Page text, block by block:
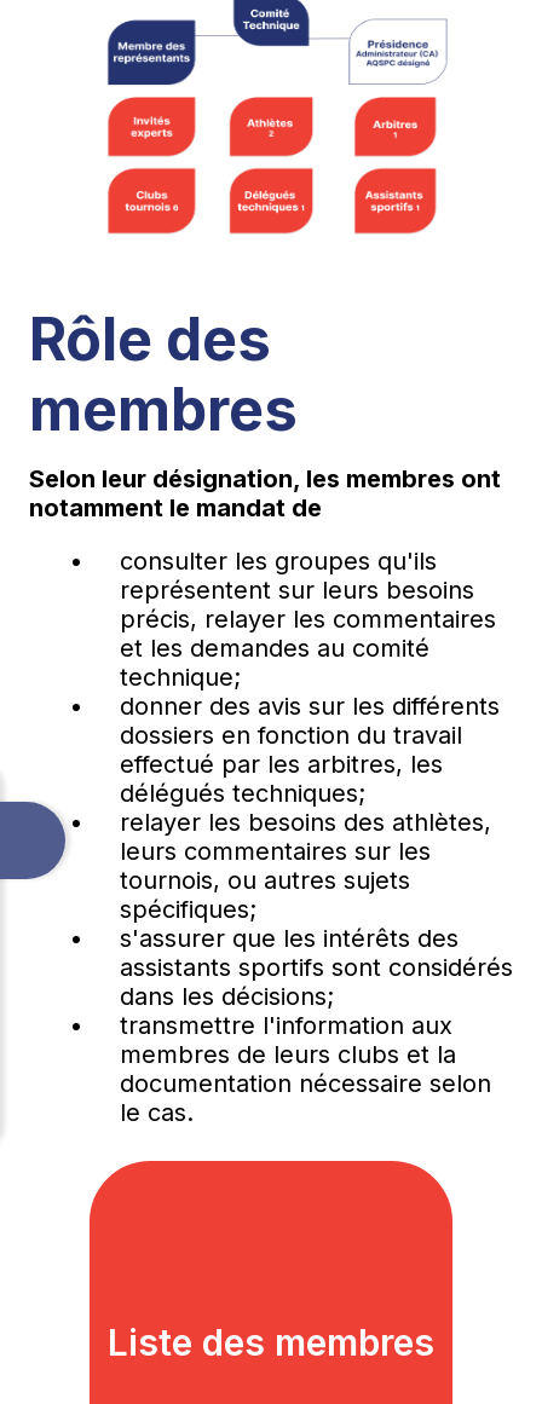
Rôle des
membres
Selon leur désignation, les membres ont
notamment le mandat de
consulter les groupes qu'ils
représentent sur leurs besoins
précis, relayer les commentaires
et les demandes au comité
technique;
donner des avis sur les différents
dossiers en fonction du travail
effectué par les arbitres, les
délégués techniques;
relayer les besoins des athlètes,
leurs commentaires sur les
tournois, ou autres sujets
spécifiques;
s'assurer que les intérêts des
assistants sportifs sont considérés
dans les décisions;
transmettre l'information aux
membres de leurs clubs et la
documentation nécessaire selon
le cas.
Liste des membres